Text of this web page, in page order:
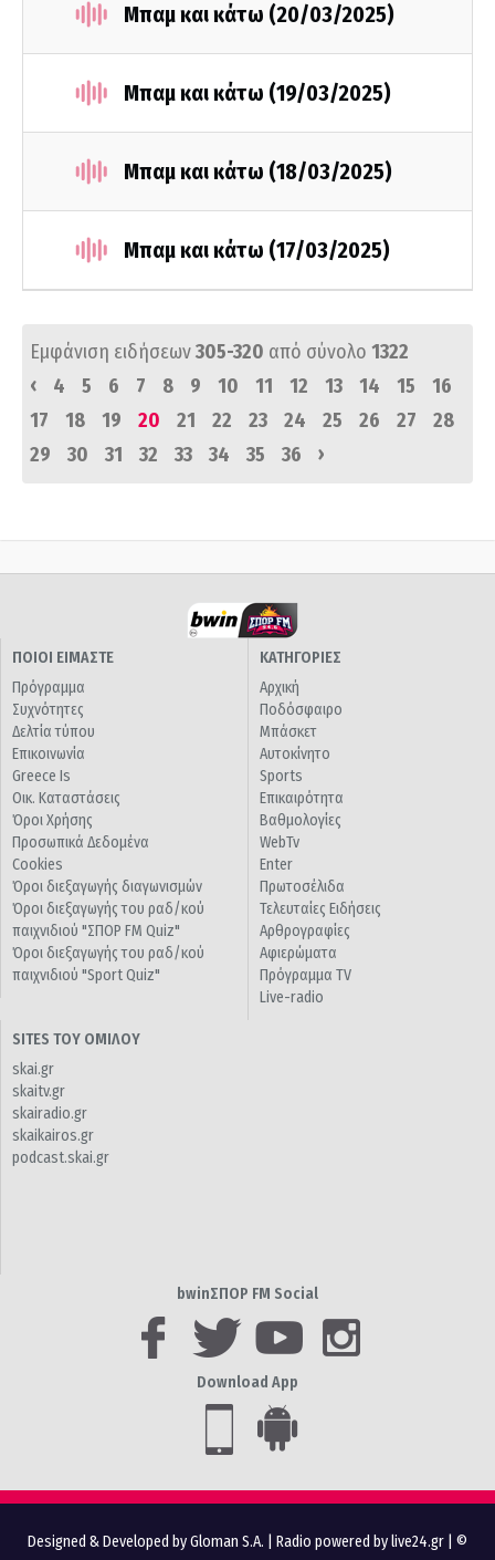
Μπαμ και κάτω (20/03/2025)
Μπαμ και κάτω (19/03/2025)
Μπαμ και κάτω (18/03/2025)
Μπαμ και κάτω (17/03/2025)
Εμφάνιση ειδήσεων305-320 από σύνολο 1322
‹
4 5 6 7 8 9 10 11 12 13 14 15
16
17
18 19 20 21 22 23 24 25 26 27
28
29
30 31 32 33 34 35 36 ›
ΠΟΙΟΙ ΕΙΜΑΣΤΕ
Πρόγραμμα
Συχνότητες
Δελτία τύπου
Επικοινωνία
Greece Is
Οικ. Καταστάσεις
Όροι Χρήσης
Προσωπικά Δεδομένα
Cookies
Όροι διεξαγωγής διαγωνισμών
Όροι διεξαγωγής του ραδ/κού
παιχνιδιού "ΣΠΟΡ FM Quiz"
Όροι διεξαγωγής του ραδ/κού
παιχνιδιού "Sport Quiz"
ΚΑΤΗΓΟΡΙΕΣ
Αρχική
Ποδόσφαιρο
Μπάσκετ
Αυτοκίνητο
Sports
Επικαιρότητα
Βαθμολογίες
WebTv
Enter
Πρωτοσέλιδα
Τελευταίες Ειδήσεις
Αρθρογραφίες
Αφιερώματα
Πρόγραμμα TV
Live-radio
SITES ΤΟΥ ΟΜΙΛΟΥ
skai.gr
skaitv.gr
skairadio.gr
skaikairos.gr
podcast.skai.gr
bwinΣΠΟΡ FM Social
Download App
Designed & Developed by Gloman S.A. Radio powered by live24.gr | ©